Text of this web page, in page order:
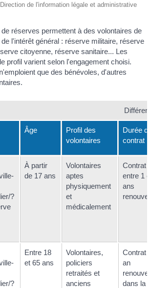
de l'information légale et administrative
réserves permettent à des volontaires de
l'intérêt général : réserve militaire, réserve
citoyenne, réserve sanitaire... Les
profil varient selon l'engagement choisi.
que des bénévoles, d'autres
Âge
Profil des
volontaires
Durée
contrat
?
À partir
de 17 ans
Volontaires
aptes
physiquement
et
médicalement
Contrat
entre 1
ans
?
Entre 18
et 65 ans
Volontaires,
policiers
retraités et
anciens
Contrat
an
dans la